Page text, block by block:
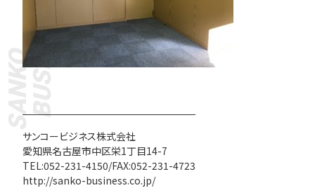
SANKOBUSINESS
サンコービジネス株式会社
愛知県名古屋市中区栄1丁目14-7
TEL:052-231-4150/FAX:052-231-4723
http://sanko-business.co.jp/